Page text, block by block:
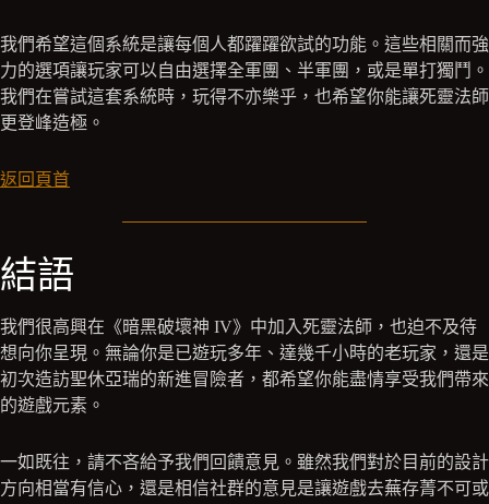
我們希望這個系統是讓每個人都躍躍欲試的功能。這些相關而強
力的選項讓玩家可以自由選擇全軍團、半軍團，或是單打獨鬥。
我們在嘗試這套系統時，玩得不亦樂乎，也希望你能讓死靈法師
更登峰造極。
返回頁首
結語
我們很高興在《暗黑破壞神 IV》中加入死靈法師，也迫不及待
想向你呈現。無論你是已遊玩多年、達幾千小時的老玩家，還是
初次造訪聖休亞瑞的新進冒險者，都希望你能盡情享受我們帶來
的遊戲元素。
一如既往，請不吝給予我們回饋意見。雖然我們對於目前的設計
方向相當有信心，還是相信社群的意見是讓遊戲去蕪存菁不可或